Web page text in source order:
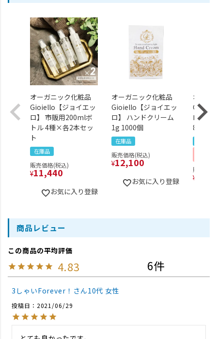
オーガニック化粧品
Gioiello【ジョイエッ
ロ】 市販用200mlボ
トル 4種×各2本セッ
ト
在庫品
販売価格(税込)
¥11,440
お気に入り登録
オーガニック化粧品
Gioiello【ジョイエッ
ロ】 ハンドクリーム
1g 1000個
在庫品
販売価格(税込)
¥12,100
お気に入り登録
オーガ
ロ】 ボ
8g 600
販売価
¥
商品レビュー
4.83 6
3しゃいForever！ 10代 女性
投稿日 2021/06/29